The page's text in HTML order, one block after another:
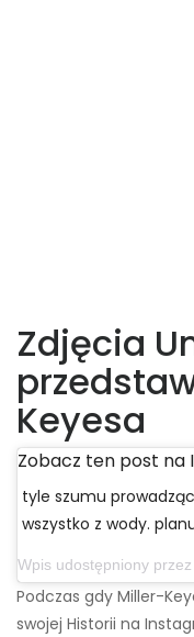
Zdjęcia
Keyesa
Zobacz ten post na
tyle szumu
wszystko z wody.
Wpis udostępniony przez
Podczas gdy Miller-
swojej Historii na